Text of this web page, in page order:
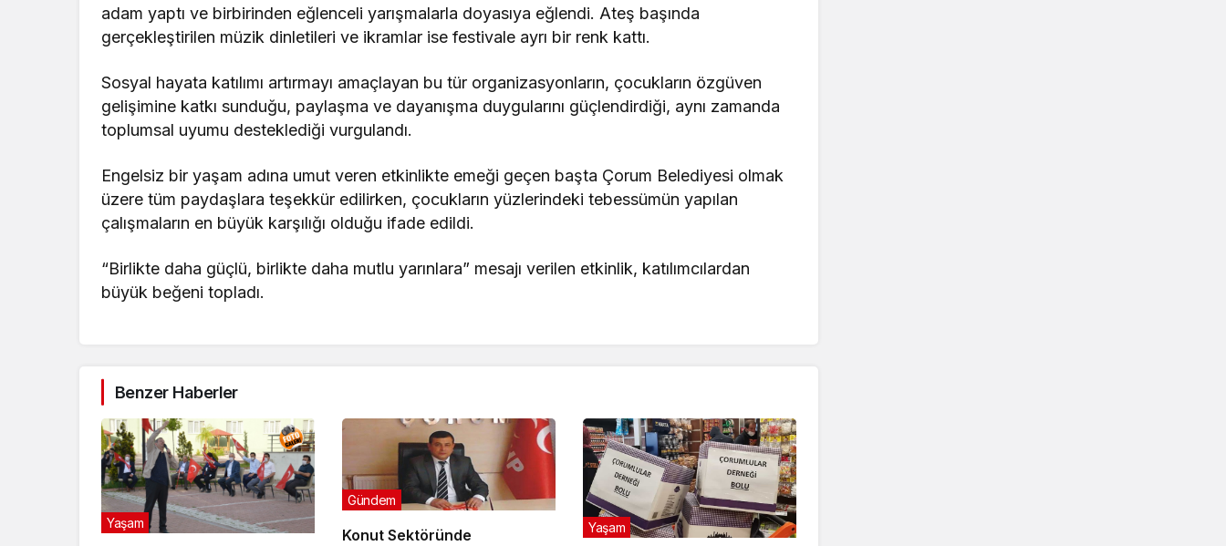
adam yaptı ve birbirinden eğlenceli yarışmalarla doyasıya eğlendi. Ateş başında
gerçekleştirilen müzik dinletileri ve ikramlar ise festivale ayrı bir renk kattı.
Sosyal hayata katılımı artırmayı amaçlayan bu tür organizasyonların, çocukların özgüven
gelişimine katkı sunduğu, paylaşma ve dayanışma duygularını güçlendirdiği, aynı zamanda
toplumsal uyumu desteklediği vurgulandı.
Engelsiz bir yaşam adına umut veren etkinlikte emeği geçen başta Çorum Belediyesi olmak
üzere tüm paydaşlara teşekkür edilirken, çocukların yüzlerindeki tebessümün yapılan
çalışmaların en büyük karşılığı olduğu ifade edildi.
“Birlikte daha güçlü, birlikte daha mutlu yarınlara” mesajı verilen etkinlik, katılımcılardan
büyük beğeni topladı.
Benzer Haberler
Yaşam
Konut Sektöründe
Gündem
Yaşam